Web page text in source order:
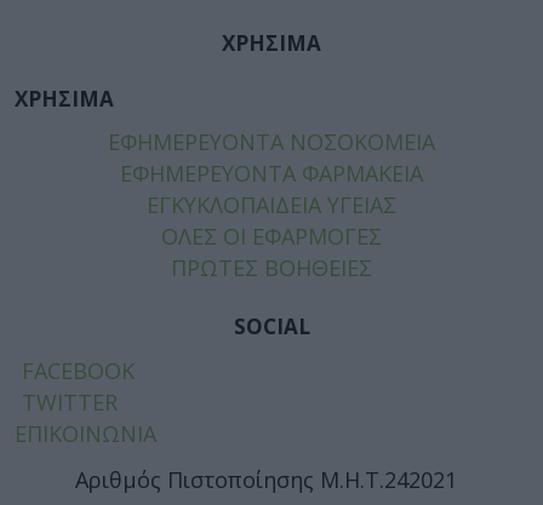
ΧΡΗΣΙΜΑ
ΧΡΗΣΙΜΑ
ΕΦΗΜΕΡΕΥΟΝΤΑ ΝΟΣΟΚΟΜΕΙΑ
ΕΦΗΜΕΡΕΥΟΝΤΑ ΦΑΡΜΑΚΕΙΑ
ΕΓΚΥΚΛΟΠΑΙΔΕΙΑ ΥΓΕΙΑΣ
ΟΛΕΣ ΟΙ ΕΦΑΡΜΟΓΕΣ
ΠΡΩΤΕΣ ΒΟΗΘΕΙΕΣ
SOCIAL
FACEBOOK
TWITTER
ΕΠΙΚΟΙΝΩΝΙΑ
Αριθμός Πιστοποίησης Μ.Η.Τ.242021